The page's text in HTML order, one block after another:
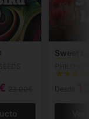
Sweet
Desde